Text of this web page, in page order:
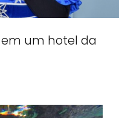
um hotel da